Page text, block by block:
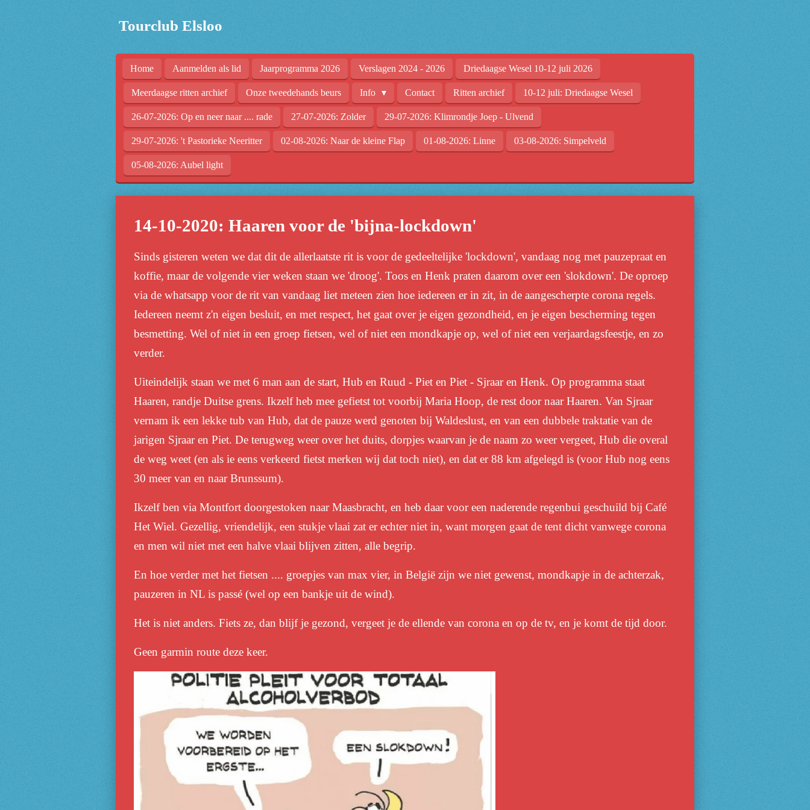
Tourclub Elsloo
Home Aanmelden als lid Jaarprogramma 2026 Verslagen 2024 - 2026 Driedaagse Wesel 10-12 juli 2026
Meerdaagse ritten archief Onze tweedehands beurs Info Contact Ritten archief 10-12 juli: Driedaagse Wesel
26-07-2026: Op en neer naar .... rade 27-07-2026: Zolder 29-07-2026: Klimrondje Joep - Ulvend
29-07-2026: 't Pastorieke Neeritter 02-08-2026: Naar de kleine Flap 01-08-2026: Linne 03-08-2026: Simpelveld
05-08-2026: Aubel light
14-10-2020: Haaren voor de 'bijna-lockdown'
Sinds gisteren weten we dat dit de allerlaatste rit is voor de gedeeltelijke 'lockdown', vandaag nog met pauzepraat en
koffie, maar de volgende vier weken staan we 'droog'. Toos en Henk praten daarom over een 'slokdown'. De oproep
via de whatsapp voor de rit van vandaag liet meteen zien hoe iedereen er in zit, in de aangescherpte corona regels.
Iedereen neemt z'n eigen besluit, en met respect, het gaat over je eigen gezondheid, en je eigen bescherming tegen
besmetting. Wel of niet in een groep fietsen, wel of niet een mondkapje op, wel of niet een verjaardagsfeestje, en zo
verder.
Uiteindelijk staan we met 6 man aan de start, Hub en Ruud - Piet en Piet - Sjraar en Henk. Op programma staat
Haaren, randje Duitse grens. Ikzelf heb mee gefietst tot voorbij Maria Hoop, de rest door naar Haaren. Van Sjraar
vernam ik een lekke tub van Hub, dat de pauze werd genoten bij Waldeslust, en van een dubbele traktatie van de
jarigen Sjraar en Piet. De terugweg weer over het duits, dorpjes waarvan je de naam zo weer vergeet, Hub die overal
de weg weet (en als ie eens verkeerd fietst merken wij dat toch niet), en dat er 88 km afgelegd is (voor Hub nog eens
30 meer van en naar Brunssum).
Ikzelf ben via Montfort doorgestoken naar Maasbracht, en heb daar voor een naderende regenbui geschuild bij Café
Het Wiel. Gezellig, vriendelijk, een stukje vlaai zat er echter niet in, want morgen gaat de tent dicht vanwege corona
en men wil niet met een halve vlaai blijven zitten, alle begrip.
En hoe verder met het fietsen .... groepjes van max vier, in België zijn we niet gewenst, mondkapje in de achterzak,
pauzeren in NL is passé (wel op een bankje uit de wind).
Het is niet anders. Fiets ze, dan blijf je gezond, vergeet je de ellende van corona en op de tv, en je komt de tijd door.
Geen garmin route deze keer.